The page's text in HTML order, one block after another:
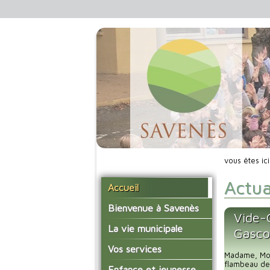
Accueil
Bienvenue à Savenès
Situer Savenès
Savenès en chiffre
L'histoire du village
La vie municipale
Vos élus
Les compte-rendus du
Vos services
La mairie
vous êtes
Vide-
Madame,
flambeau